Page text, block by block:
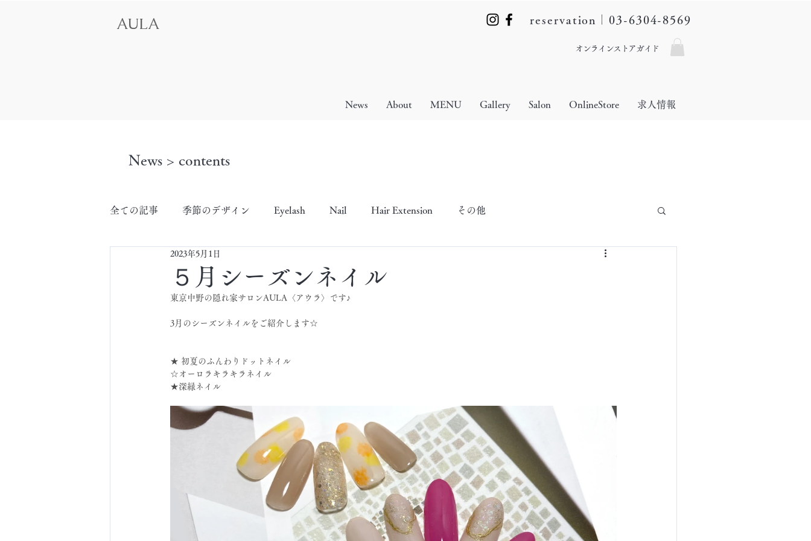
reservation｜03-6304-8569
AULA
オンラインストアガイド
News About MENU Gallery Salon OnlineStore 求人情報
News > contents
全ての記事 季節のデザイン Eyelash Nail Hair Extension その他
５月シーズンネイル
2023年5月1日
東京中野の隠れ家サロンAULA〈アウラ〉です♪
3月のシーズンネイルをご紹介します☆
★ 初夏のふんわりドットネイル
☆オーロラキラキラネイル
★深緑ネイル